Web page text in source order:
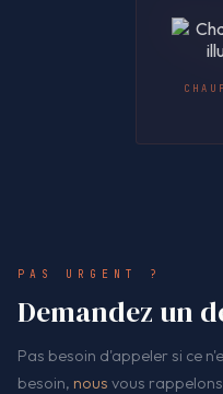
PAS URGENT ?
Demandez un
Pas besoin d'appeler si ce
besoin, nous vous